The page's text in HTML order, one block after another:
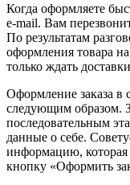
Когда оформляете
e-mail. Вам
По результатам
оформления товара
только ждать
Оформление заказа в
следующим образом.
последовательным
данные о себе.
информацию,
кнопку «Оформить